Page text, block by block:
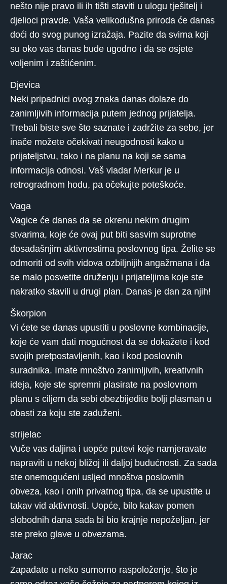
nešto nije pravo ili ih tišti staviti u ulogu tješitelj i
djelioci pravde. Vaša velikodušna priroda će danas
doći do svog punog izražaja. Pazite da svima koji
su oko vas danas bude ugodno i da se osjete
voljenim i zaštićenim.
Djevica
Neki pripadnici ovog znaka danas dolaze do
zanimljivih informacija putem jednog prijatelja.
Trebali biste sve što saznate i zadržite za sebe, jer
inače možete očekivati ​​neugodnosti kako u
prijateljstvu, tako i na planu na koji se sama
informacija odnosi. Vaš vladar Merkur je u
retrogradnom hodu, pa očekujte poteškoće.
Vaga
Vagice će danas da se okrenu nekim drugim
stvarima, koje će ovaj put biti sasvim suprotne
dosadašnjim aktivnostima poslovnog tipa. Želite se
odmoriti od svih vidova ozbiljnijih angažmana i da
se malo posvetite druženju i prijateljima koje ste
nakratko stavili u drugi plan. Danas je dan za njih!
Škorpion
Vi ćete se danas upustiti u poslovne kombinacije,
koje će vam dati mogućnost da se dokažete i kod
svojih pretpostavljenih, kao i kod poslovnih
suradnika. Imate mnoštvo zanimljivih, kreativnih
ideja, koje ste spremni plasirate na poslovnom
planu s ciljem da sebi obezbijedite bolji plasman u
obasti za koju ste zaduženi.
strijelac
Vuče vas daljina i uopće putevi koje namjeravate
napraviti u nekoj bližoj ili daljoj budućnosti. Za sada
ste onemogućeni usljed mnoštva poslovnih
obveza, kao i onih privatnog tipa, da se upustite u
takav vid aktivnosti. Uopće, bilo kakav pomen
slobodnih dana sada bi bio krajnje nepoželjan, jer
ste preko glave u obvezama.
Jarac
Zapadate u neko sumorno raspoloženje, što je